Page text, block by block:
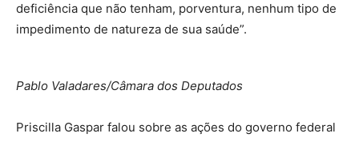
deficiência que não tenham, porventura, nenhum tipo de
impedimento de natureza de sua saúde”.
Pablo Valadares/Câmara dos Deputados
Priscilla Gaspar falou sobre as ações do governo federal